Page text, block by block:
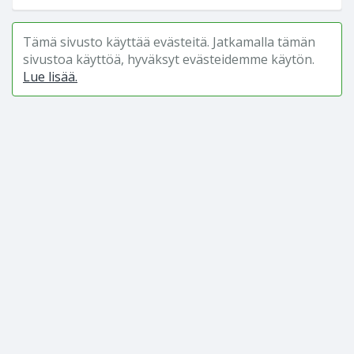
Tämä sivusto käyttää evästeitä. Jatkamalla tämän
sivustoa käyttöä, hyväksyt evästeidemme käytön.
Lue lisää.